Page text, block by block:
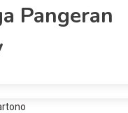
Pangeran